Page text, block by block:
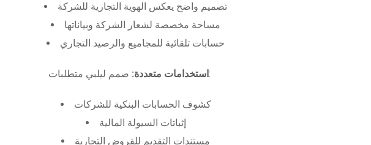
تصميم واضح يعكس الهوية التجارية للشركة
مساحة مخصصة لشعار الشركة وبياناتها
حسابات تلقائية للمجاميع والرصيد التجاري
استخدامات متعددة:صمم ليلبي متطلبات:
كشوف الحسابات البنكية للشركات
إثباتات السيولة المالية
مستندات التقديم للقروض التجارية